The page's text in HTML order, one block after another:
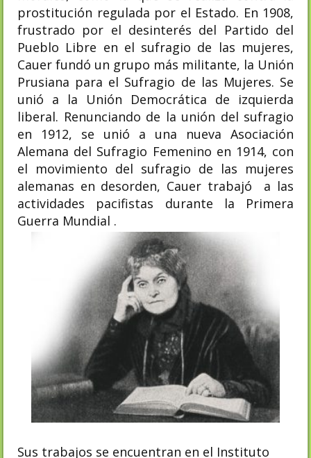
prostitución regulada por el Estado. En 1908,
frustrado por el desinterés del Partido del
Pueblo Libre en el sufragio de las mujeres,
Cauer fundó un grupo más militante, la Unión
Prusiana para el Sufragio de las Mujeres. Se
unió a la Unión Democrática de izquierda
liberal. Renunciando de la unión del sufragio
en 1912, se unió a una nueva Asociación
Alemana del Sufragio Femenino en 1914, con
el movimiento del sufragio de las mujeres
alemanas en desorden, Cauer trabajó a las
actividades pacifistas durante la Primera
Guerra Mundial .
Sus trabajos se encuentran en el Instituto